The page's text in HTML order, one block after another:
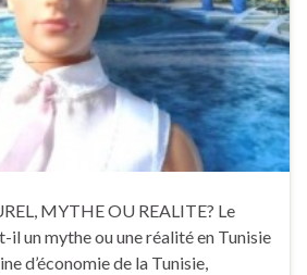
MYTHE OU REALITE? Le
un mythe ou une réalité en Tunisie
d’économie de la Tunisie,